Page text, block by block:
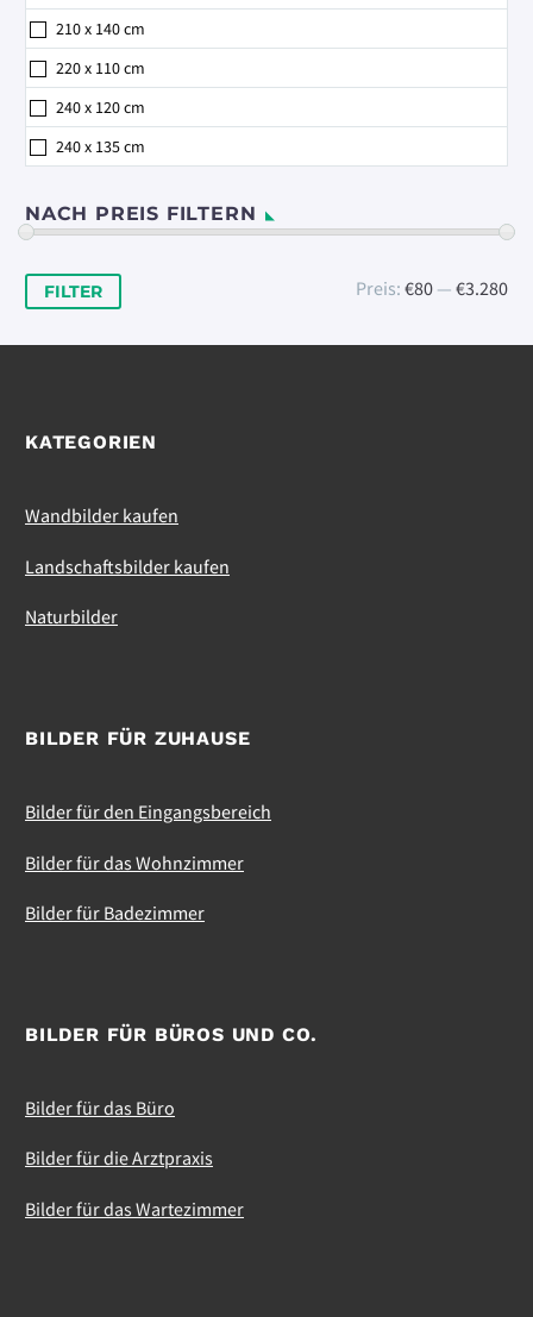
210 x 140 cm
220 x 110 cm
240 x 120 cm
240 x 135 cm
NACH PREIS FILTERN
Min.
Preis
Max.
Preis
FILTER Preis: €80 — €3.280
KATEGORIEN
Wandbilder kaufen
Landschaftsbilder kaufen
Naturbilder
BILDER FÜR ZUHAUSE
Bilder für den Eingangsbereich
Bilder für das Wohnzimmer
Bilder für Badezimmer
BILDER FÜR BÜROS UND CO.
Bilder für das Büro
Bilder für die Arztpraxis
Bilder für das Wartezimmer